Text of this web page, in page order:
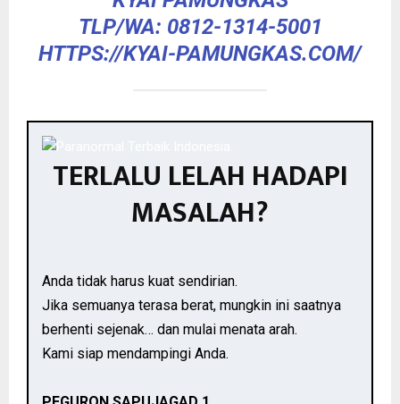
TLP/WA: 0812-1314-5001
HTTPS://KYAI-PAMUNGKAS.COM/
TERLALU LELAH HADAPI
MASALAH?
Anda tidak harus kuat sendirian.
Jika semuanya terasa berat, mungkin ini saatnya
berhenti sejenak… dan mulai menata arah.
Kami siap mendampingi Anda.